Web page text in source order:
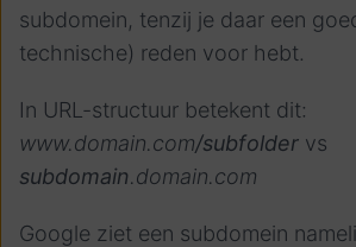
subdomein, tenzij je daar een
technische) reden voor hebt.
In URL-structuur betekent dit:
www.domain.com/subfolder vs
subdomain.domain.com
Google ziet een subdomein